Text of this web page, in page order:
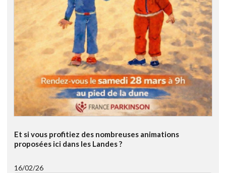
Et si vous profitiez des nombreuses animations
proposées ici dans les Landes ?
16/02/26